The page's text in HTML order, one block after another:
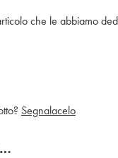
che le abbiamo
Segnalacelo